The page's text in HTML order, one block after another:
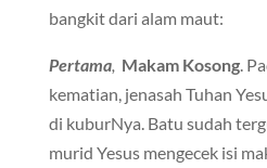
bangkit dari alam maut:
Pertama, Makam Kosong.
kematian, jenasah Tuhan
di kuburNya. Batu sudah
murid Yesus mengecek isi